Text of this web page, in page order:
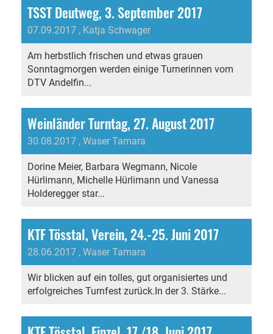
TSST Deutweg, 3. September 2017
07.09.2017 , Katja Schwager
Am herbstlich frischen und etwas grauen
Sonntagmorgen werden einige Turnerinnen vom
DTV Andelfin...
Weinländer Turntag, 27. August 2017
30.08.2017 , Waser Tamara
Dorine Meier, Barbara Wegmann, Nicole
Hürlimann, Michelle Hürlimann und Vanessa
Holderegger star...
KTF Tösstal, Verein, 24.-25. Juni 2017
28.06.2017 , Waser Tamara
Wir blicken auf ein tolles, gut organisiertes und
erfolgreiches Turnfest zurück.In der 3. Stärke...